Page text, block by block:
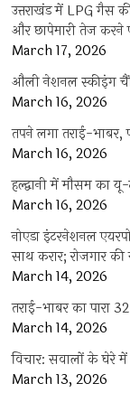
उत्तराखंड में LPG गैस
और छापेमारी तेज करने
March 17, 2026
औली नेशनल स्कीइंग
March 16, 2026
तपने लगा तराई-भाबर,
March 16, 2026
हल्द्वानी में मौसम का
March 16, 2026
नोएडा इंटरनेशनल
साथ करार; रोजगार
March 14, 2026
तराई-भाबर का पारा
March 14, 2026
विचार: सवालों के घेरे में
March 13, 2026